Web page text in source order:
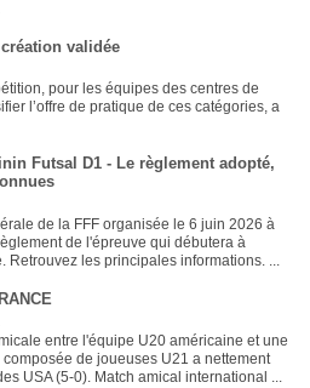
validée
pour les équipes des centres de
l’offre de pratique de ces catégories, a
Futsal D1 - Le règlement adopté,
de la FFF organisée le 6 juin 2026 à
de l'épreuve qui débutera à
Retrouvez les principales informations. ...
entre l'équipe U20 américaine et une
de joueuses U21 a nettement
USA (5-0). Match amical international ...